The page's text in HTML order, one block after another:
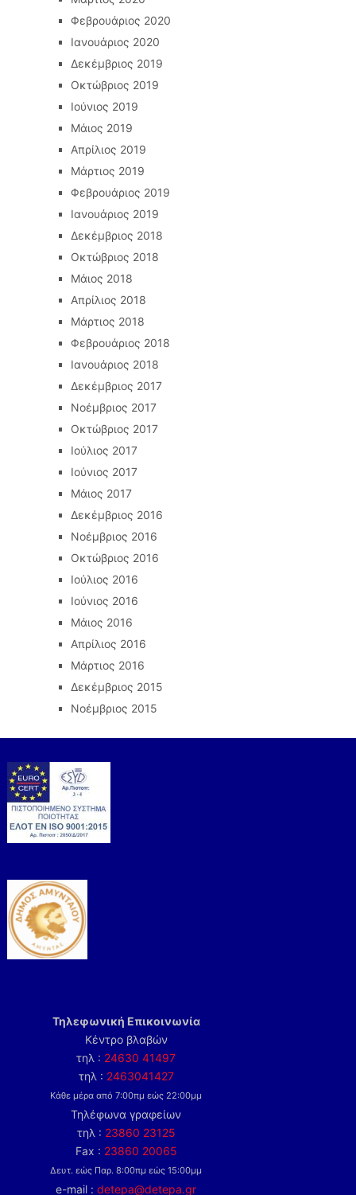
Φεβρουάριος 2020
Ιανουάριος 2020
Δεκέμβριος 2019
Οκτώβριος 2019
Ιούνιος 2019
Μάιος 2019
Απρίλιος 2019
Μάρτιος 2019
Φεβρουάριος 2019
Ιανουάριος 2019
Δεκέμβριος 2018
Οκτώβριος 2018
Μάιος 2018
Απρίλιος 2018
Μάρτιος 2018
Φεβρουάριος 2018
Ιανουάριος 2018
Δεκέμβριος 2017
Νοέμβριος 2017
Οκτώβριος 2017
Ιούλιος 2017
Ιούνιος 2017
Μάιος 2017
Δεκέμβριος 2016
Νοέμβριος 2016
Οκτώβριος 2016
Ιούλιος 2016
Ιούνιος 2016
Μάιος 2016
Απρίλιος 2016
Μάρτιος 2016
Δεκέμβριος 2015
Νοέμβριος 2015
Τηλεφωνική Επικοινωνία
Κέντρο βλαβών
τηλ : 24630 41497
τηλ : 2463041427
Κάθε μέρα από 7:00πμ εώς 22:00μμ
Τηλέφωνα γραφείων
τηλ : 23860 23125
Fax : 23860 20065
Δευτ. εώς Παρ. 8:00πμ εώς 15:00μμ
e-mail :detepa@detepa.gr